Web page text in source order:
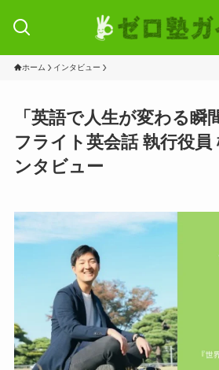
ホーム インタビュー
「英語で人生が変わる瞬
フライト英会話 執行役員
ンタビュー